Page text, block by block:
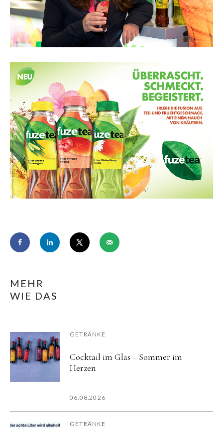
MEHR
WIE DAS
GETRÄNKE
Cocktail im Glas – Sommer im
Herzen
06.08.2026
GETRÄNKE